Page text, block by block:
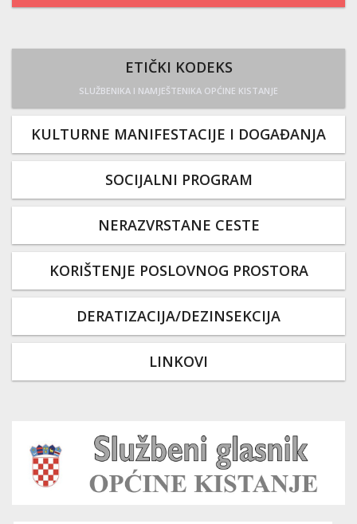
ETIČKI KODEKS
SLUŽBENIKA I NAMJEŠTENIKA OPĆINE KISTANJE
KULTURNE MANIFESTACIJE I DOGAĐANJA
SOCIJALNI PROGRAM
NERAZVRSTANE CESTE
KORIŠTENJE POSLOVNOG PROSTORA
DERATIZACIJA/DEZINSEKCIJA
LINKOVI